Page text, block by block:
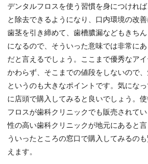
デンタルフロスを使う習慣を身につけれ
と除去できるようになり、口内環境の改善
歯茎を引き締めて、歯槽膿漏などもきち
になるので、そういった意味では非常に
だと言えるでしょう。ここまで優秀なア
かわらず、そこまでの値段をしないので
というのも大きなポイントです。気にな
に店頭で購入してみると良いでしょう。
フロスが歯科クリニックでも販売されて
性の高い歯科クリニックが地元にあると
ういったところの窓口で購入してみるの
えます。